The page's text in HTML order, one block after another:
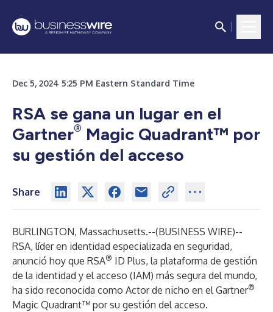
Dec 5, 2024 5:25 PM Eastern Standard Time
RSA se gana un lugar en el
Gartner® Magic Quadrant™ por
su gestión del acceso
Share
BURLINGTON, Massachusetts.--(BUSINESS WIRE)--
RSA, líder en identidad especializada en seguridad,
anunció hoy que RSA® ID Plus, la plataforma de gestión
de la identidad y el acceso (IAM) más segura del mundo,
ha sido reconocida como Actor de nicho en el Gartner®
Magic Quadrant™ por su gestión del acceso.